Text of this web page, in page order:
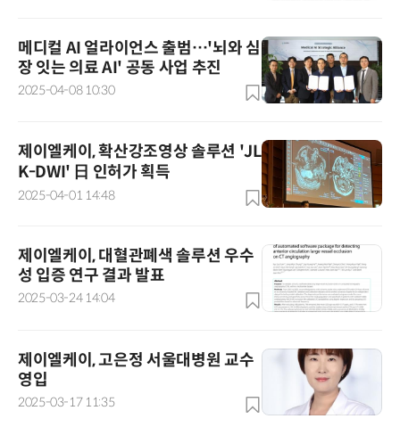
메디컬 AI 얼라이언스 출범…'뇌와 심
장 잇는 의료 AI' 공동 사업 추진
2025-04-08 10:30
제이엘케이, 확산강조영상 솔루션 'JL
K-DWI' 日 인허가 획득
2025-04-01 14:48
제이엘케이, 대혈관폐색 솔루션 우수
성 입증 연구 결과 발표
2025-03-24 14:04
제이엘케이, 고은정 서울대병원 교수
영입
2025-03-17 11:35